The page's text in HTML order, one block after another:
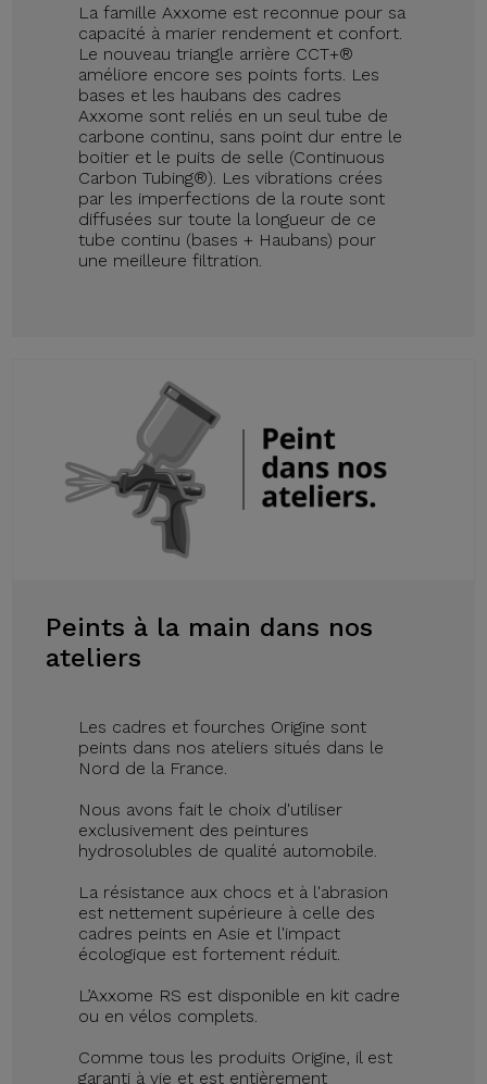
La famille Axxome est reconnue pour sa
capacité à marier rendement et confort.
Le nouveau triangle arrière CCT+®
améliore encore ses points forts. Les
bases et les haubans des cadres
Axxome sont reliés en un seul tube de
carbone continu, sans point dur entre le
boitier et le puits de selle (Continuous
Carbon Tubing®). Les vibrations crées
par les imperfections de la route sont
diffusées sur toute la longueur de ce
tube continu (bases + Haubans) pour
une meilleure filtration.
Peints à la main dans nos
ateliers
Les cadres et fourches Origine sont
peints dans nos ateliers situés dans le
Nord de la France.
Nous avons fait le choix d'utiliser
exclusivement des peintures
hydrosolubles de qualité automobile.
La résistance aux chocs et à l'abrasion
est nettement supérieure à celle des
cadres peints en Asie et l'impact
écologique est fortement réduit.
L’Axxome RS est disponible en kit cadre
ou en vélos complets.
Comme tous les produits Origine, il est
garanti à vie et est entièrement